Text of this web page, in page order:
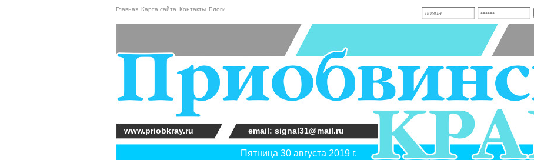
Главная Карта сайта Контакты Блоги
Пятница 30 августа 2019 г.
www.priobkray.ru email: signal31@mail.ru